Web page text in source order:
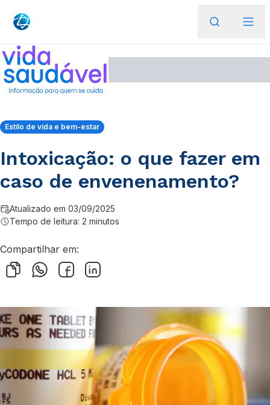
Estilo de vida e bem-estar
Intoxicação: o que fazer em
caso de envenenamento?
Atualizado em 03/09/2025
Tempo de leitura: 2 minutos
Compartilhar em: